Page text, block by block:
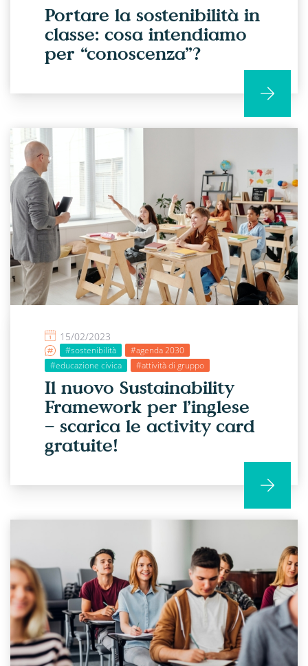
Portare la sostenibilità in
classe: cosa intendiamo
per “conoscenza”?
15/02/2023
#sostenibilità
#agenda 2030
#educazione civica
#attività di gruppo
Il nuovo Sustainability
Framework per l’inglese
– scarica le activity card
gratuite!